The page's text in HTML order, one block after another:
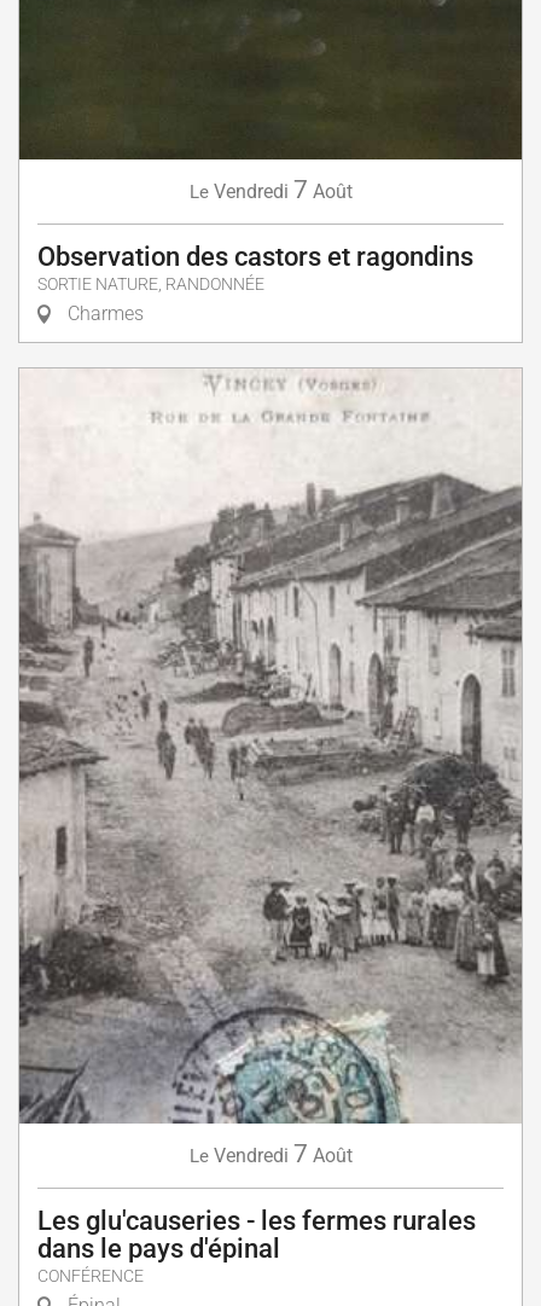
Le Vendredi 7 Août
Observation des castors et ragondins
SORTIE NATURE, RANDONNÉE
Charmes
Le Vendredi 7 Août
Les glu'causeries - les fermes rurales
dans le pays d'épinal
CONFÉRENCE